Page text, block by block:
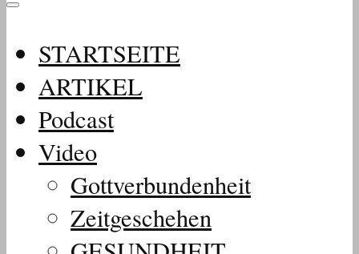
STARTSEITE
ARTIKEL
Podcast
Video
Gottverbundenheit
Zeitgeschehen